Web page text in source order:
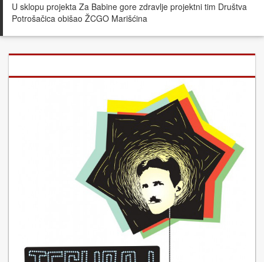
U sklopu projekta Za Babine gore zdravlje projektni tim Društva
Potrošačica obišao ŽCGO Marišćina